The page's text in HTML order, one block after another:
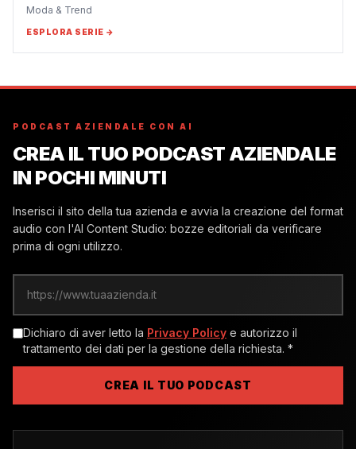
Moda & Trend
ESPLORA SERIE →
PODCAST AZIENDALE CON AI
CREA IL TUO PODCAST AZIENDALE
IN POCHI MINUTI
Inserisci il sito della tua azienda e avvia la creazione del format
audio con l'AI Content Studio: bozze editoriali da verificare
prima di ogni utilizzo.
Dichiaro di aver letto la Privacy Policy e autorizzo il
trattamento dei dati per la gestione della richiesta. *
CREA IL TUO PODCAST